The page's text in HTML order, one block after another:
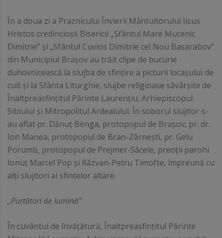
În a doua zi a Praznicului Învierii Mântuitorului Iisus
Hristos credincioșii Bisericii „Sfântul Mare Mucenic
Dimitrie” și „Sfântul Cuvios Dimitrie cel Nou Basarabov”
din Municipiul Brașov au trăit clipe de bucurie
duhovnicească la slujba de sfinţire a picturii locaşului de
cult şi la Sfânta Liturghie, slujbe religioase săvârşite de
Înaltpreasfințitul Părinte Laurențiu, Arhiepiscopul
Sibiului şi Mitropolitul Ardealului. În soborul slujitor s-
au aflat pr. Dănuț Benga, protopopul de Brașov, pr. dr.
Ion Manea, protopopul de Bran-Zărnești, pr. Gelu
Porumb, protopopul de Prejmer-Săcele, preoţii parohi
Ionuț Marcel Pop şi Răzvan-Petru Timofte, împreună cu
alți slujitori ai sfintelor altare.
„Purtători de lumină”
În cuvântul de învățătură, Înaltpreasfințitul Părinte